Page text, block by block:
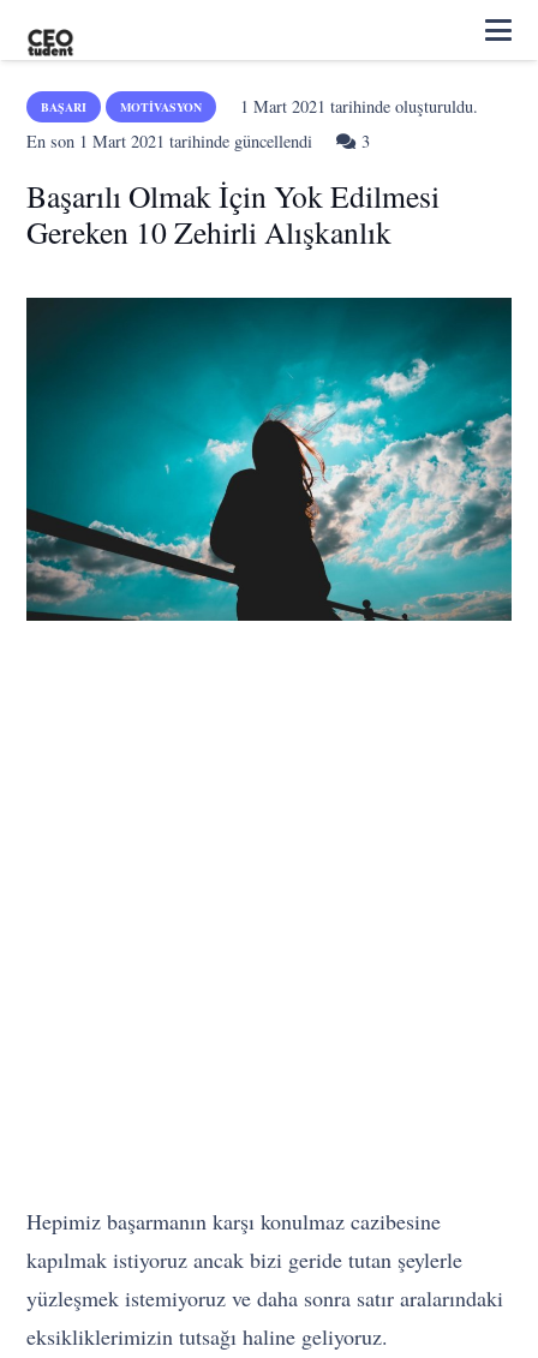
BAŞARI MOTIVASYON 1 Mart 2021 tarihinde oluşturuldu.
En son 1 Mart 2021 tarihinde güncellendi 3Yorum
Başarılı Olmak İçin Yok Edilmesi
Gereken 10 Zehirli Alışkanlık
Hepimiz başarmanın karşı konulmaz cazibesine
kapılmak istiyoruz ancak bizi geride tutan şeylerle
yüzleşmek istemiyoruz ve daha sonra satır aralarındaki
eksikliklerimizin tutsağı haline geliyoruz.